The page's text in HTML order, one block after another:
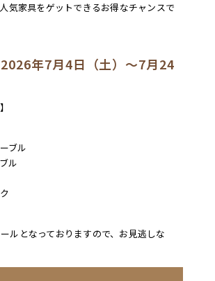
気家具をゲットできるお得なチャンスで
年7月4日（土）～7月24
ブル
ル
ルとなっておりますので、お見逃しな